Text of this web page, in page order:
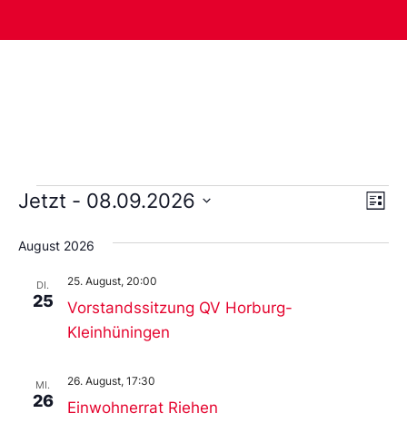
Liste
Jetzt - 08.09.2026
Sie
das
aus.
August 2026
DI.
25
Vorstandssitzung QV Horburg-
Kleinhüningen
25. August, 20:00
MI.
26 Einwohnerrat Riehen
26. August, 17:30